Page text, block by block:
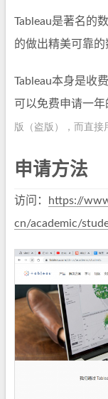
Tableau是著名的
的做出精美可靠的
Tableau本身是收
可以免费申请一年
版（盗版），而直接
申请方法
访问：
https://
cn/academic/